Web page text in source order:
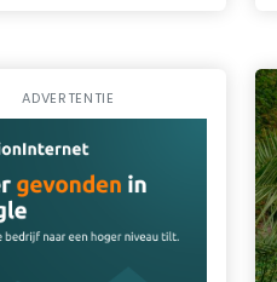
ADVERTENTIE